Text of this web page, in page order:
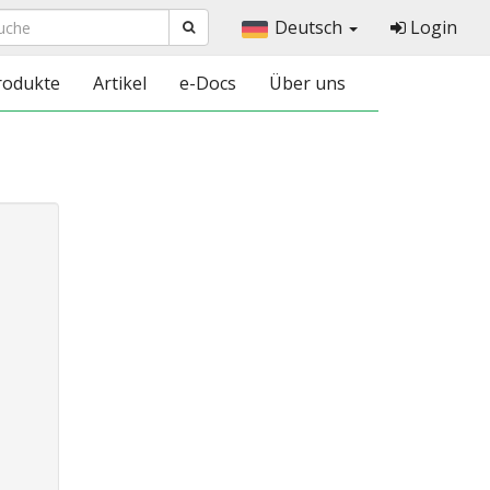
Deutsch Login
Artikel e-Docs Über uns